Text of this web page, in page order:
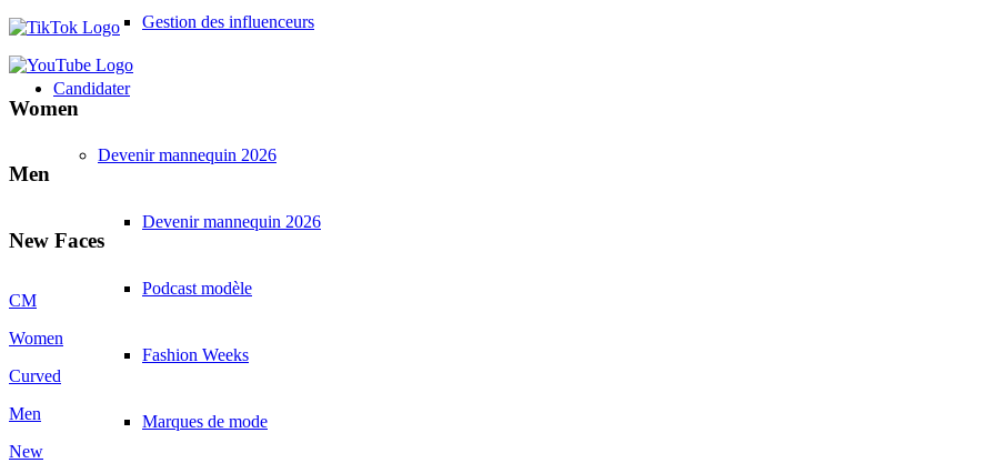
Gestion des influenceurs
Candidater
Devenir mannequin 2026
Devenir mannequin 2026
Podcast modèle
Fashion Weeks
Marques de mode
Women
Men
New Faces
CM
Women
Curved
Men
New